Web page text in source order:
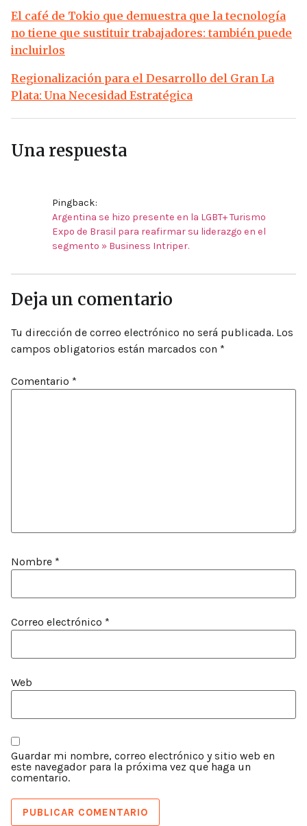
El café de Tokio que demuestra que la tecnología
no tiene que sustituir trabajadores: también puede
incluirlos
Regionalización para el Desarrollo del Gran La
Plata: Una Necesidad Estratégica
Una respuesta
Pingback:
Argentina se hizo presente en la LGBT+ Turismo
Expo de Brasil para reafirmar su liderazgo en el
segmento » Business Intriper.
Deja un comentario
Tu dirección de correo electrónico no será publicada. Los
campos obligatorios están marcados con *
Comentario *
Nombre *
Correo electrónico *
Web
Guardar mi nombre, correo electrónico y sitio web en
este navegador para la próxima vez que haga un
comentario.